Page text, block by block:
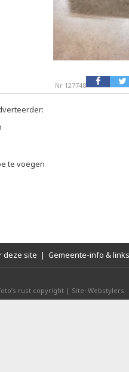
Nr 127748
te voegen
deze site | Gemeente-info & links
rust copyright | Site: Webstylers